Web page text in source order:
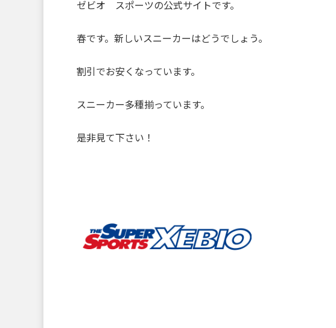
ゼビオ スポーツの公式サイトです。
春です。新しいスニーカーはどうでしょう。
割引でお安くなっています。
スニーカー多種揃っています。
是非見て下さい！